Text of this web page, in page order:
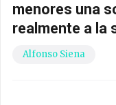
menores una
realmente a la
Alfonso Siena